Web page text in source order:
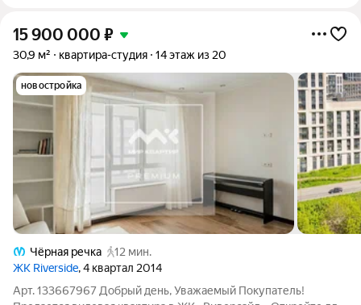
15 900 000 ₽
30,9 м² квартира-студия 14 этаж из 20
новостройка
Чёрная речка
12 мин.
ЖК Riverside, 4 квартал 2014
Арт. 133667967 Добрый день, Уважаемый Покупатель!